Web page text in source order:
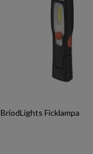
BriodLights Ficklampa